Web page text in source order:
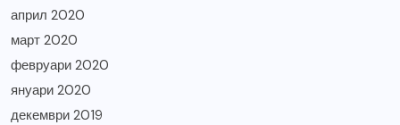
април 2020
март 2020
февруари 2020
януари 2020
декември 2019